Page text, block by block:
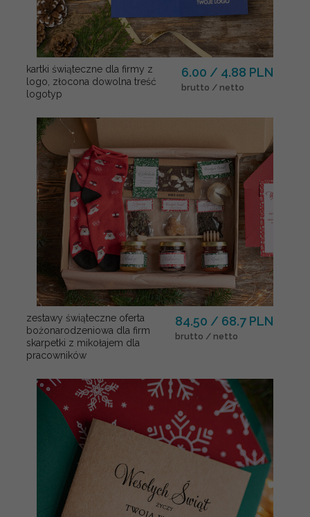
kartki świąteczne dla firmy z
logo, złocona dowolna treść
logotyp
6.00 / 4.88 PLN
brutto / netto
zestawy świąteczne oferta
bożonarodzeniowa dla firm
skarpetki z mikołajem dla
pracowników
84.50 / 68.7 PLN
brutto / netto